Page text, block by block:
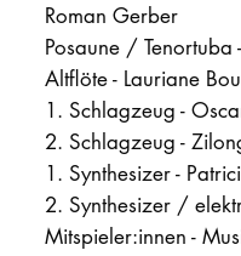
Roman Gerber
Posaune /
Altflöte - Lauriane
1. Schlagzeug -
2. Schlagzeug -
1. Synthesizer -
2. Synthesizer /
Mitspieler:innen -